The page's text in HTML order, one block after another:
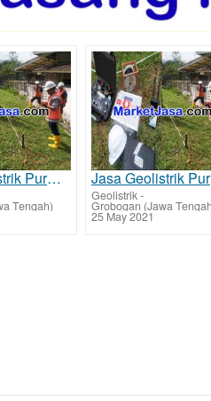
Jasa Geolistrik Purwodadi - Grobogan Mencari Sumber Mata Air Bawah Tanah Tarif Biaya Per Titik Murah
Tengah)
Jasa
Geolistrik-
Grobogan (Jawa
25 May 2021